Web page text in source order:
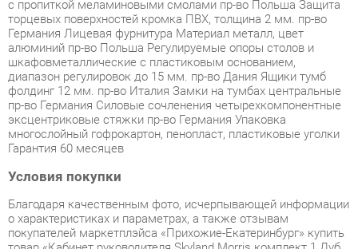
шкафовметаллические с пластиковым основанием,
диапазон регулировок до 15 мм. пр-во Дания Ящики тумб
фолдинг 12 мм. пр-во Италия Замки на тумбах центральные
пр-во Германия Силовые сочленения четырехкомпонентные
эксцентриковые стяжки пр-во Германия Упаковка
многослойный гофрокартон, пенопласт, пластиковые уголки
Гарантия 60 месяцев
Условия покупки
Благодаря качественным фото, исчерпывающей информации
покупателей маркетплэйса «Прихожие-Екатеринбург» купить
Базель/Венге Магия» категории Готовые комплекты
производства Skyland с доставкой из Екатеринбурга по цене
со скидкой и гарантией от производителя не составит труда.